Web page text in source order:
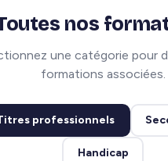
nos
une catégorie pour
formations associées.
professionnels
Handicap